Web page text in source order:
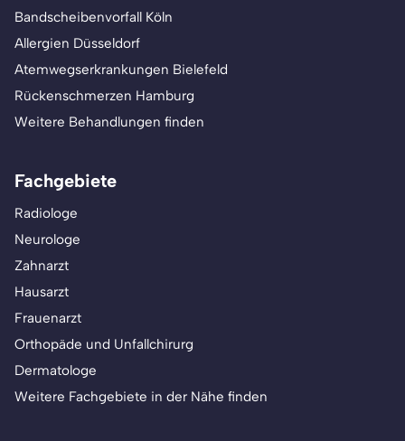
Bandscheibenvorfall Köln
Allergien Düsseldorf
Atemwegserkrankungen Bielefeld
Rückenschmerzen Hamburg
Weitere Behandlungen finden
Fachgebiete
Radiologe
Neurologe
Zahnarzt
Hausarzt
Frauenarzt
Orthopäde und Unfallchirurg
Dermatologe
Weitere Fachgebiete in der Nähe finden